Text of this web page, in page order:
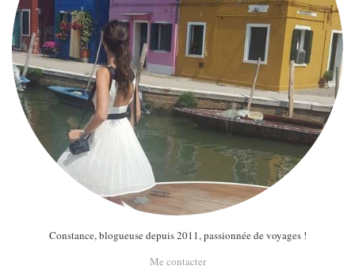
Constance, blogueuse depuis 2011, passionnée de voyages !
Me contacter